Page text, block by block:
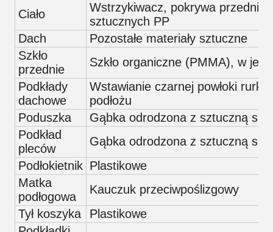
Ciało
Wstrzykiwacz, pokrywa przednia
sztucznych PP
Dach
Pozostałe materiały sztuczne
Szkło
przednie
Szkło organiczne (PMMA), w
Podkłady
dachowe
Wstawianie czarnej powłoki rurki
podłożu
Poduszka
Gąbka odrodzona z sztuczną
Podkład
pleców
Gąbka odrodzona z sztuczną
Podłokietnik Plastikowe
Matka
podłogowa
Kauczuk przeciwpoślizgowy
Tył koszyka
Plastikowe